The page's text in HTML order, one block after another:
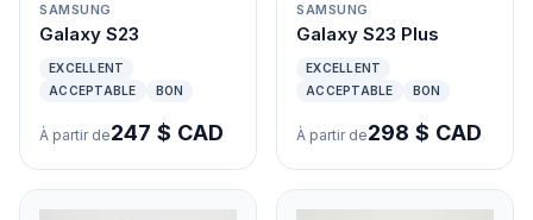
SAMSUNG
Galaxy S23
EXCELLENT
ACCEPTABLE
BON
À partir de247 $ CAD
SAMSUNG
Galaxy S23 Plus
EXCELLENT
ACCEPTABLE
BON
À partir de298 $ CAD